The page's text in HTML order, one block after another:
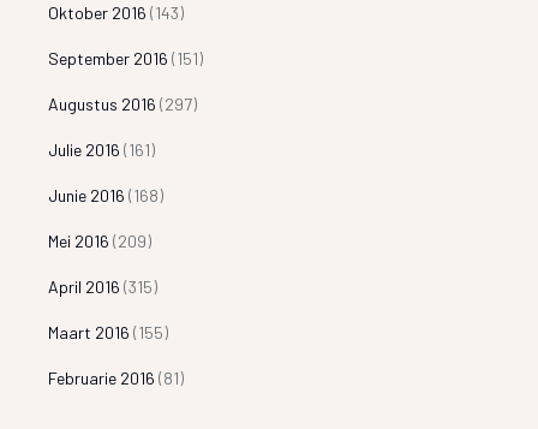
Oktober 2016 (143)
September 2016 (151)
Augustus 2016 (297)
Julie 2016 (161)
Junie 2016 (168)
Mei 2016 (209)
April 2016 (315)
Maart 2016 (155)
Februarie 2016 (81)